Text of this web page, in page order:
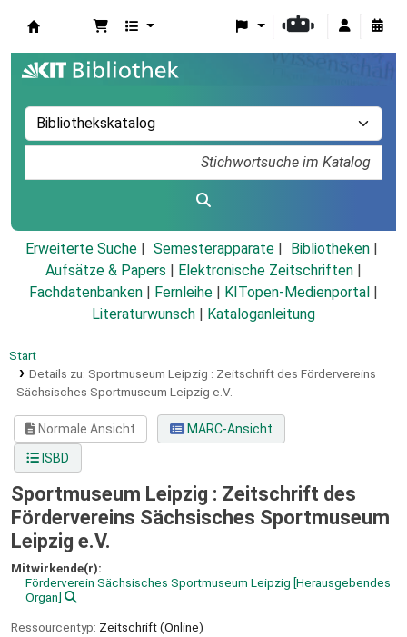
Erweiterte Suche Semesterapparate
Bibliotheken
Aufsätze & Papers
Elektronische Zeitschriften
Fachdatenbanken
Fernleihe KITopen-Medienportal
Literaturwunsch
Kataloganleitung
Start
Details zu: Sportmuseum Leipzig : Zeitschrift des Fördervereins
Sächsisches Sportmuseum Leipzig e.V.
Normale Ansicht
MARC-Ansicht
ISBD
Sportmuseum Leipzig : Zeitschrift des
Fördervereins Sächsisches Sportmuseum
Leipzig e.V.
Mitwirkende(r):
Förderverein Sächsisches Sportmuseum Leipzig [Herausgebendes
Organ]
Ressourcentyp: Zeitschrift (Online)